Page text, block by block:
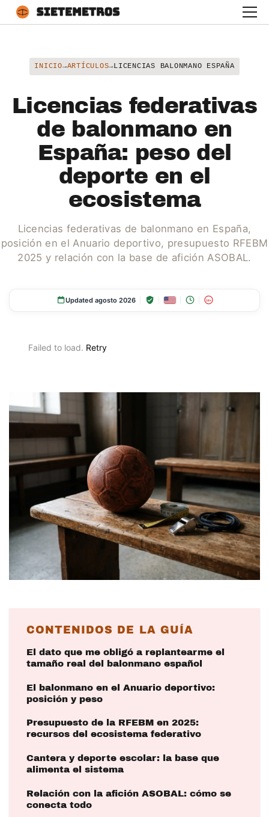
INICIO→ARTÍCULOS→LICENCIAS BALONMANO ESPAÑA
Licencias federativas
de balonmano en
España: peso del
deporte en el
ecosistema
Licencias federativas de balonmano en España,
posición en el Anuario deportivo, presupuesto RFEBM
2025 y relación con la base de afición ASOBAL.
Updated agosto 2026 18+
Failed to load. Retry
CONTENIDOS DE LA GUÍA
El dato que me obligó a replantearme el
tamaño real del balonmano español
El balonmano en el Anuario deportivo:
posición y peso
Presupuesto de la RFEBM en 2025:
recursos del ecosistema federativo
Cantera y deporte escolar: la base que
alimenta el sistema
Relación con la afición ASOBAL: cómo se
conecta todo